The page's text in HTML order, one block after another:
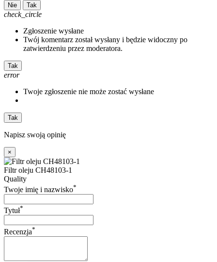
Nie Tak
check_circle
Zgłoszenie wysłane
Twój komentarz został wysłany i będzie widoczny po
zatwierdzeniu przez moderatora.
Tak
error
Twoje zgłoszenie nie może zostać wysłane
Tak
Napisz swoją opinię
×
Filtr oleju CH48103-1
Quality
Twoje imię i nazwisko*
Tytuł*
Recenzja*